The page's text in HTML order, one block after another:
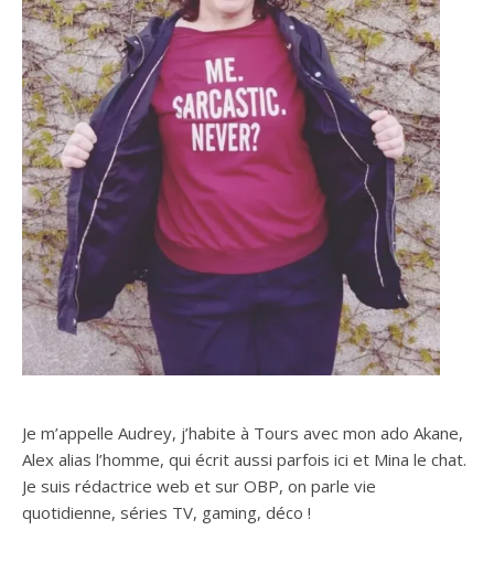
Je m’appelle Audrey, j’habite à Tours avec mon ado Akane,
Alex alias l’homme, qui écrit aussi parfois ici et Mina le chat.
Je suis rédactrice web et sur OBP, on parle vie
quotidienne, séries TV, gaming, déco !